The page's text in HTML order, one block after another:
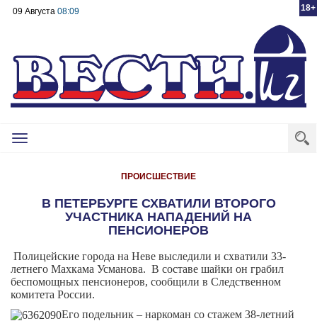
18+
09 Августа 08:09
Toggle
ПРОИСШЕСТВИЕ
В ПЕТЕРБУРГЕ СХВАТИЛИ ВТОРОГО
УЧАСТНИКА НАПАДЕНИЙ НА
ПЕНСИОНЕРОВ
Полицейские города на Неве выследили и схватили 33-
летнего Махкама Усманова. В составе шайки он грабил
беспомощных пенсионеров, сообщили в Следственном
комитета России.
Его подельник – наркоман со стажем 38-летний